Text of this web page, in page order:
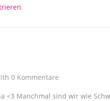
.
0 Kommentare
<3 Manchmal sind wir wie